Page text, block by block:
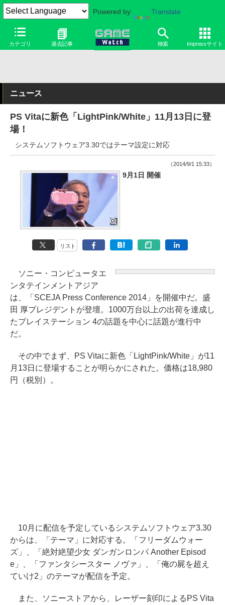
Powered by Translate
カテゴリ 過去記事 検索 Impressサイト
ニュース
PS Vitaに新色「LightPink/White」11月13日に登
場！
システムソフトウェア3.30ではテーマ設定に対応
（2014/9/1 15:33）
9月1日 開催
リスト
ソニー・コンピュータエ
ンタテインメントアジア
は、「SCEJA Press Conference 2014」を開催中だ。盛
田 厚プレジデントが登壇。1000万台以上の出荷を達成し
たプレイステーション 4の話題を中心に話題が進行中
だ。
その中でまず、PS Vitaに新色「LightPink/White」が11
月13日に登場することが明らかにされた。価格は18,980
円（税別）。
10月に配信を予定しているシステムソフトウェア3.30
からは、「テーマ」に対応する。「フリーダムウォー
ズ」、「絶対絶望少女 ダンガンロンパ Another Episod
e」、「ファンタシースター ノヴァ」、「俺の屍を超え
ていけ2」のテーマが配信を予定。
また、ソニーストアから、レーザー刻印によるPS Vita